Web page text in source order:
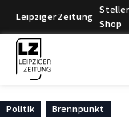
Leipziger Zeitung
Shop
Politik Brennpunkt